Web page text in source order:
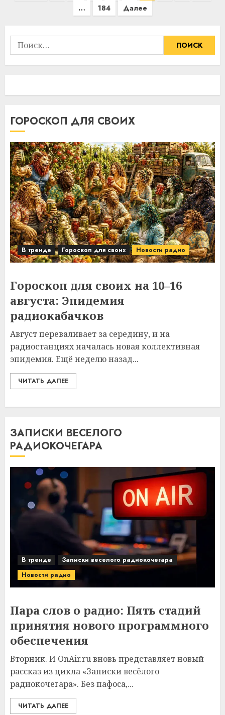
…
184 Далее
Найти:
ГОРОСКОП ДЛЯ СВОИХ
В тренде Гороскоп для своих Новости радио
Гороскоп для своих на 10–16
августа: Эпидемия
радиокабачков
Август переваливает за середину, и на
радиостанциях началась новая коллективная
эпидемия. Ещё неделю назад...
ЧИТАТЬ ДАЛЕЕ
ЗАПИСКИ ВЕСЕЛОГО
РАДИОКОЧЕГАРА
В тренде
Записки веселого радиокочегара
Новости радио
Пара слов о радио: Пять стадий
принятия нового программного
обеспечения
Вторник. И OnAir.ru вновь представляет новый
рассказ из цикла «Записки весёлого
радиокочегара». Без пафоса,...
ЧИТАТЬ ДАЛЕЕ